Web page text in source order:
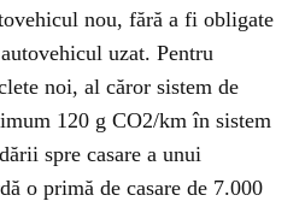
nou, fără a fi obligate
uzat. Pentru
noi, al căror sistem de
120 g CO2/km în sistem
spre casare a unui
o primă de casare de 7.000